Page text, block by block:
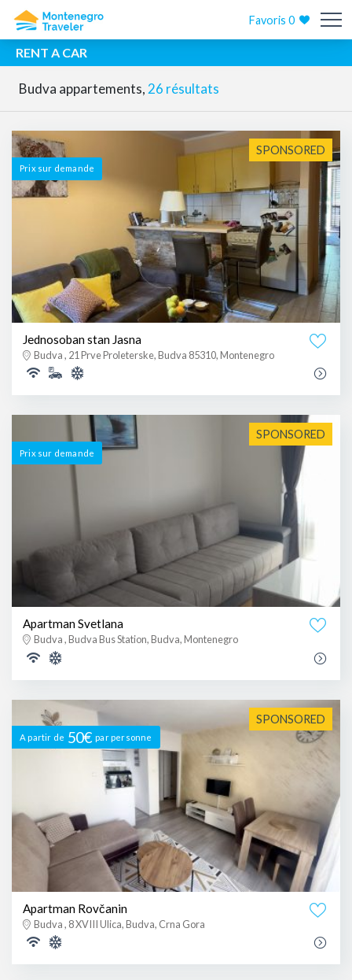
Favoris0
RENT A CAR
Budva appartements, 26 résultats
SPONSORED
Prix ​​sur demande
Jednosoban stan Jasna
Budva , 21 Prve Proleterske, Budva 85310, Montenegro
SPONSORED
Prix ​​sur demande
Apartman Svetlana
Budva , Budva Bus Station, Budva, Montenegro
SPONSORED
A partir de 50€ par personne
Apartman Rovčanin
Budva , 8 XVIII Ulica, Budva, Crna Gora